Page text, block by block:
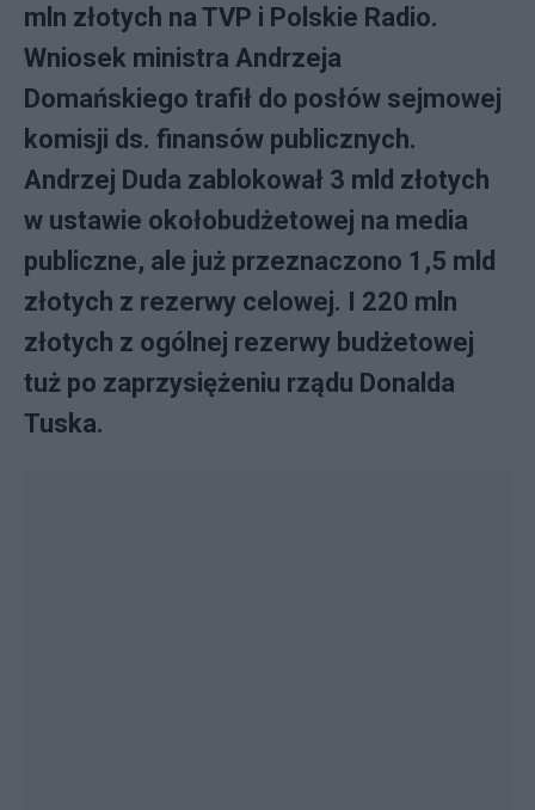
mln złotych na TVP i Polskie Radio.
Wniosek ministra Andrzeja
Domańskiego trafił do posłów sejmowej
komisji ds. finansów publicznych.
Andrzej Duda zablokował 3 mld złotych
w ustawie okołobudżetowej na media
publiczne, ale już przeznaczono 1,5 mld
złotych z rezerwy celowej. I 220 mln
złotych z ogólnej rezerwy budżetowej
tuż po zaprzysiężeniu rządu Donalda
Tuska.